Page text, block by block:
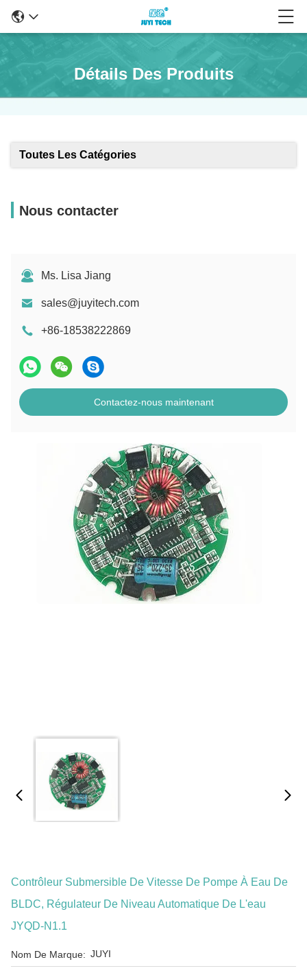
Détails Des Produits
Toutes Les Catégories
Nous contacter
Ms. Lisa Jiang
sales@juyitech.com
+86-18538222869
Contactez-nous maintenant
Contrôleur Submersible De Vitesse De Pompe À Eau De
BLDC, Régulateur De Niveau Automatique De L'eau
JYQD-N1.1
Nom De Marque: JUYI